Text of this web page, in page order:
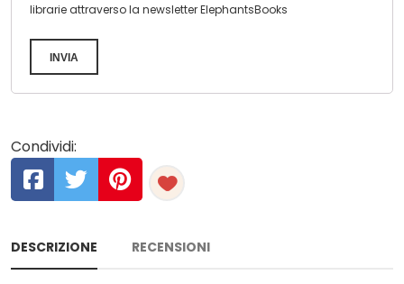
librarie attraverso la newsletter ElephantsBooks
INVIA
Condividi:
DESCRIZIONE RECENSIONI